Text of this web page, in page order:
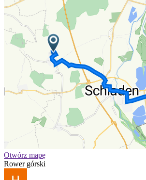
Otwórz mapę
Rower górski